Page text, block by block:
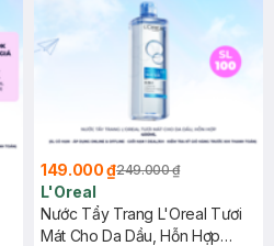
149.000 ₫249.000 ₫
L'Oreal
Nước Tẩy Trang L'Oreal Tươi
Mát Cho Da Dầu, Hỗn Hợp